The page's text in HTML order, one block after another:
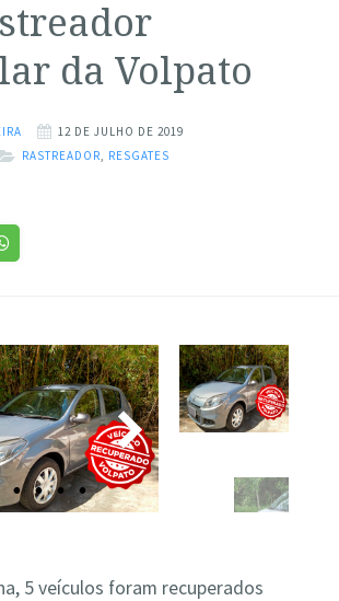
da Volpato
12 DE JULHO DE 2019
RASTREADOR RESGATES
5 veículos foram recuperados